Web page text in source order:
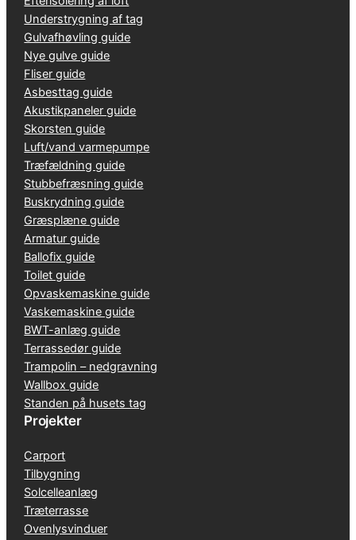
Understrygning af tag
Gulvafhøvling guide
Nye gulve guide
Fliser guide
Asbesttag guide
Akustikpaneler guide
Skorsten guide
Luft/vand varmepumpe
Træfældning guide
Stubbefræsning guide
Buskrydning guide
Græsplæne guide
Armatur guide
Ballofix guide
Toilet guide
Opvaskemaskine guide
Vaskemaskine guide
BWT-anlæg guide
Terrassedør guide
Trampolin – nedgravning
Wallbox guide
Standen på husets tag
Projekter
Carport
Tilbygning
Solcelleanlæg
Træterrasse
Ovenlysvinduer